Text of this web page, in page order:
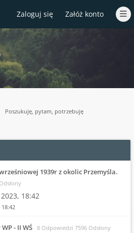
Zaloguj się Załóż konto
Poszukuję, pytam, potrzebuję
1939r z okolic Przemyśla.
18:42
18:42
- II WŚ 8 Odpowiedzi 7596 Odsłony